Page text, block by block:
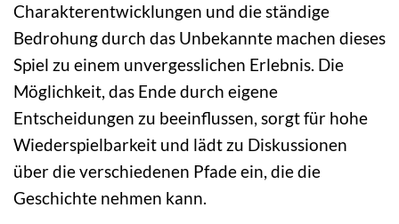
Charakterentwicklungen und die ständige
Bedrohung durch das Unbekannte machen dieses
Spiel zu einem unvergesslichen Erlebnis. Die
Möglichkeit, das Ende durch eigene
Entscheidungen zu beeinflussen, sorgt für hohe
Wiederspielbarkeit und lädt zu Diskussionen
über die verschiedenen Pfade ein, die die
Geschichte nehmen kann.